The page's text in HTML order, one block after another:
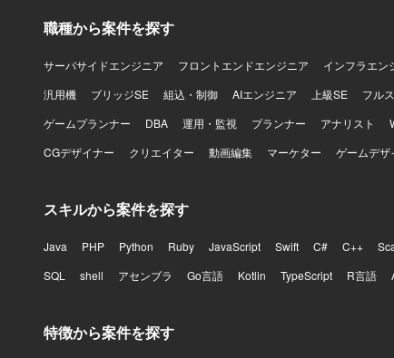
ト推進を
【開発環
Docker
Redux
AWS（
職種から案件を探す
サーバサイドエンジニア フロントエンドエンジニア インフラエン
汎用機
ブリッジSE 組込・制御 AIエンジニア 上級SE フル
ゲームプランナー
DBA 運用・監視 プランナー アナリスト
CGデザイナー
クリエイター 動画編集 マーケター ゲームデザ
スキルから案件を探す
Java PHP Python Ruby JavaScript Swift C# C++
SQL
shell アセンブラ Go言語 Kotlin TypeScript R言語
特徴から案件を探す